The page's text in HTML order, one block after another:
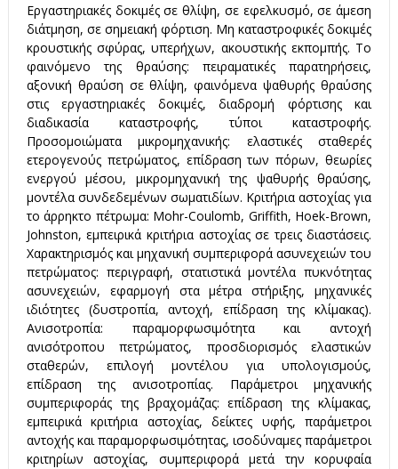
Έ
ρ
ω
ν
Εργαστηριακές δοκιμές σε θλίψη, σε εφελκυσμό, σε άμεση
διάτμηση, σε σημειακή φόρτιση. Μη καταστροφικές δοκιμές
κρουστικής σφύρας, υπερήχων, ακουστικής εκπομπής. Το
φαινόμενο της θραύσης: πειραματικές παρατηρήσεις,
αξονική θραύση σε θλίψη, φαινόμενα ψαθυρής θραύσης
στις εργαστηριακές δοκιμές, διαδρομή φόρτισης και
διαδικασία καταστροφής, τύποι καταστροφής.
Προσομοιώματα μικρομηχανικής: ελαστικές σταθερές
ετερογενούς πετρώματος, επίδραση των πόρων, θεωρίες
ενεργού μέσου, μικρομηχανική της ψαθυρής θραύσης,
μοντέλα συνδεδεμένων σωματιδίων. Κριτήρια αστοχίας για
το άρρηκτο πέτρωμα: Mohr-Coulomb, Griffith, Hoek-Brown,
Johnston, εμπειρικά κριτήρια αστοχίας σε τρεις διαστάσεις.
Χαρακτηρισμός και μηχανική συμπεριφορά ασυνεχειών του
πετρώματος: περιγραφή, στατιστικά μοντέλα πυκνότητας
ασυνεχειών, εφαρμογή στα μέτρα στήριξης, μηχανικές
ιδιότητες (δυστροπία, αντοχή, επίδραση της κλίμακας).
Ανισοτροπία: παραμορφωσιμότητα και αντοχή
ανισότροπου πετρώματος, προσδιορισμός ελαστικών
σταθερών, επιλογή μοντέλου για υπολογισμούς,
επίδραση της ανισοτροπίας. Παράμετροι μηχανικής
συμπεριφοράς της βραχομάζας: επίδραση της κλίμακας,
εμπειρικά κριτήρια αστοχίας, δείκτες υφής, παράμετροι
αντοχής και παραμορφωσιμότητας, ισοδύναμες παράμετροι
κριτηρίων αστοχίας, συμπεριφορά μετά την κορυφαία